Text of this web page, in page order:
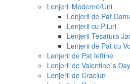
Lenjerii Moderne/Uni
Lenjerii de Pat
Lenjerii cu Pliuri
Lenjerii Tesatura
Lenjerii de Pat cu
Lenjerii de Pat Ieftine
Lenjerii de Valentine`s Day
Lenjerii de Craciun